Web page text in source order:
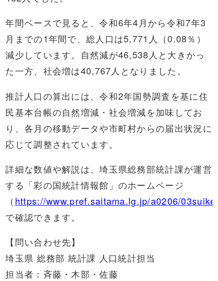
年間ベースで見ると、令和6年4月から令和7年3
月までの1年間で、総人口は5,771人（0.08％）
減少しています。自然減が46,538人と大きかっ
た一方、社会増は40,767人となりました。
推計人口の算出には、令和2年国勢調査を基に住
民基本台帳の自然増減・社会増減を加味してお
り、各月の移動データや市町村からの届出状況に
応じて調整されています。
詳細な数値や解説は、埼玉県総務部統計課が運営
する「彩の国統計情報館」のホームページ
（ https://www.pref.saitama.lg.jp/a0206/
で確認できます。
【問い合わせ先】
埼玉県 総務部 統計課 人口統計担当
担当者：斉藤・木部・佐藤